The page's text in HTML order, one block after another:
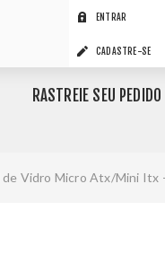
ENTRAR
CADASTRE-SE
RASTREIE SEU PEDIDO
Vidro Micro Atx/Mini Itx